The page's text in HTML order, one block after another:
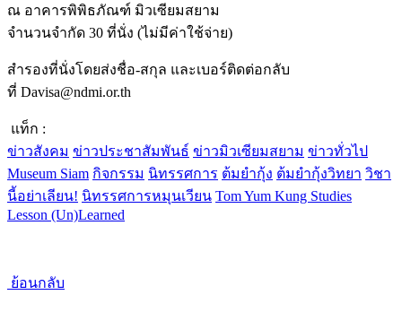
ณ อาคารพิพิธภัณฑ์ มิวเซียมสยาม
จำนวนจำกัด 30 ที่นั่ง (ไม่มีค่าใช้จ่าย)
สำรองที่นั่งโดยส่งชื่อ-สกุล และเบอร์ติดต่อกลับ
ที่ Davisa@ndmi.or.th
แท็ก :
ข่าวสังคม ข่าวประชาสัมพันธ์ ข่าวมิวเซียมสยาม ข่าวทั่วไป
Museum Siam กิจกรรม นิทรรศการ ต้มยำกุ้ง ต้มยำกุ้งวิทยา วิชา
นี้อย่าเลียน! นิทรรศการหมุนเวียน Tom Yum Kung Studies
Lesson (Un)Learned
ย้อนกลับ